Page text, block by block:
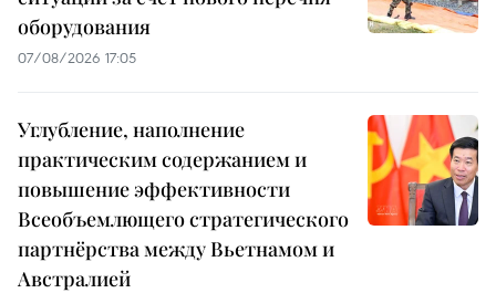
оборудования
07/08/2026 17:05
Углубление, наполнение
практическим содержанием и
повышение эффективности
Всеобъемлющего стратегического
партнёрства между Вьетнамом и
Австралией